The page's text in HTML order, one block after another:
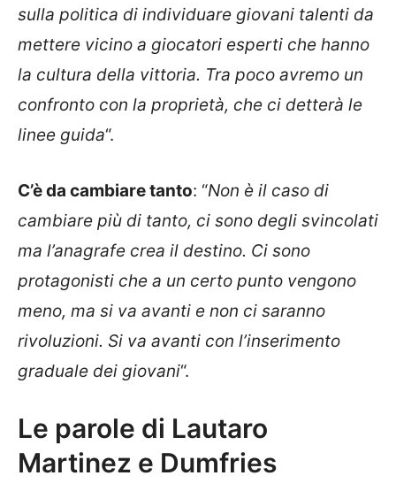
sulla politica di individuare giovani talenti da
mettere vicino a giocatori esperti che hanno
la cultura della vittoria. Tra poco avremo un
confronto con la proprietà, che ci detterà le
linee guida“.
C’è da cambiare tanto: “Non è il caso di
cambiare più di tanto, ci sono degli svincolati
ma l’anagrafe crea il destino. Ci sono
protagonisti che a un certo punto vengono
meno, ma si va avanti e non ci saranno
rivoluzioni. Si va avanti con l’inserimento
graduale dei giovani“.
Le parole di Lautaro
Martinez e Dumfries